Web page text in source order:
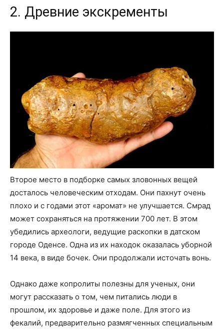
2. Древние экскременты
Второе место в подборке самых зловонных вещей
досталось человеческим отходам. Они пахнут очень
плохо и с годами этот «аромат» не улучшается. Смрад
может сохраняться на протяжении 700 лет. В этом
убедились археологи, ведущие раскопки в датском
городе Оденсе. Одна из их находок оказалась уборной
14 века, в виде бочек. Они продолжали источать вонь.
Однако даже копролиты полезны для ученых, они
могут рассказать о том, чем питались люди в
прошлом, их здоровье и даже поле. Для этого из
фекалий, предварительно размягченных специальным